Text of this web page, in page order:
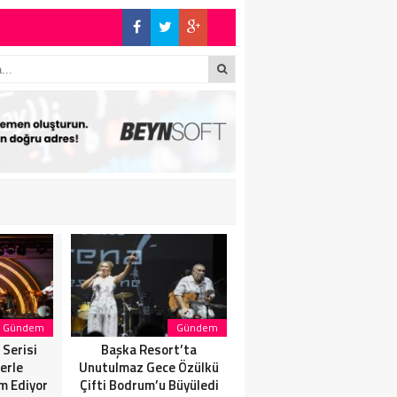
ALKIŞ
SON KEZ
“SON
Gündem
Başka Resort’ta
Unutulmaz Gece Özülkü
Çifti Bodrum’u Büyüledi
VERECEĞİ KISA BİR MOLA
ÖNCESİ 13 AĞUSTOS’TA